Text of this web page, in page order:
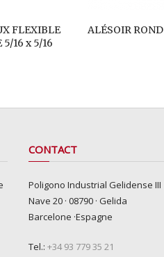
FLEXIBLE
5/16 x 5/16
ALÉSOIR ROND
CONTACT
Poligono Industrial Gelidense III
Nave 20 · 08790 · Gelida
Barcelone ·Espagne
Tel.: +34 93 779 35 21